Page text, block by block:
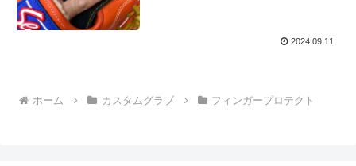
2024.09.11
ホーム カスタムグラブ フィンガープロテクト